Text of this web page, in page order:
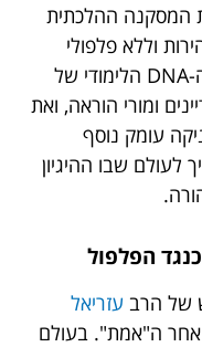
המסקנה ההלכתית
וללא פלפולי
סרק. המאמר שלפניכם מנתח את ה-DNA הלימודי של
ומורי הוראה, ואת
עומק נוסף
שבו ההיגיון
הפלפול
של הרב עזריאל
ה"אמת". בעולם